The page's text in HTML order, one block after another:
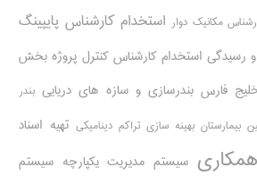
مکانیک دوار استخدام کارشناس پایپینگ
رسیدگی استخدام کارشناس کنترل پروژه بخش
فارس بندرسازی و سازه های دریایی بندر
بیمارستان بهینه سازی تراکم دینامیکی تهیه اسناد
سیستم مدیریت یکپارچه سیستم